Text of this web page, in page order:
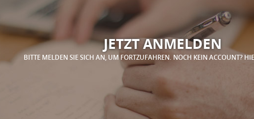
JETZT ANMELDEN
BITTE MELDEN SIE SICH AN, UM FORTZUFAHREN. NOCH KEIN ACCOUNT?